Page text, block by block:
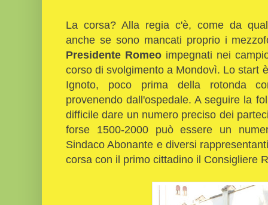
La corsa? Alla regia c'è, come da
anche se sono mancati proprio i
Presidente Romeo impegnati nei
corso di svolgimento a Mondovì. Lo start
Ignoto, poco prima della rotonda
provenendo dall'ospedale. A seguire la
difficile dare un numero preciso dei
forse 1500-2000 può essere un
Sindaco Abonante e diversi
corsa con il primo cittadino il Consigliere